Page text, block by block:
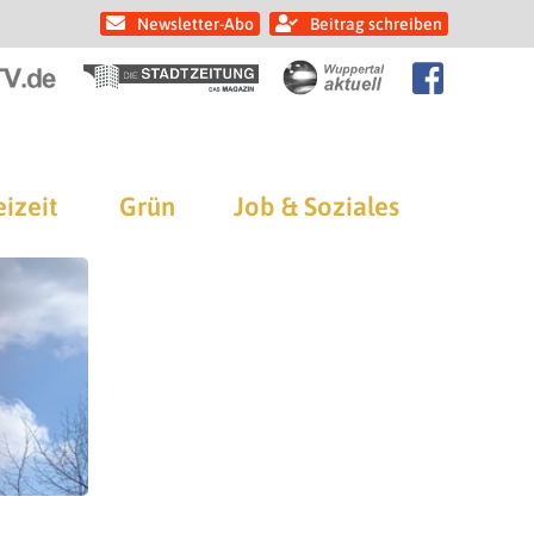
Newsletter-Abo Beitrag schreiben
Grün Job & Soziales